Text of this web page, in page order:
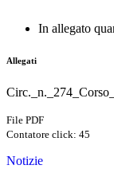
In allegato
Allegati
File PDF
Contatore click: 45
Notizie